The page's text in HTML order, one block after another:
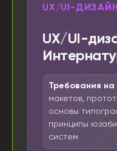
UX/UI-
UX/UI-
Требования на
макетов,
основы
принципы
систем